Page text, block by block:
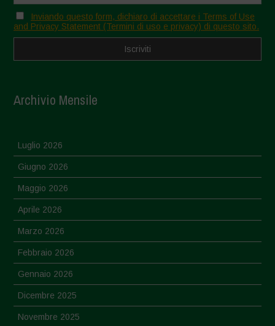
Inviando questo form, dichiaro di accettare i Terms of Use
and Privacy Statement (Termini di uso e privacy) di questo sito.
Archivio Mensile
Luglio 2026
Giugno 2026
Maggio 2026
Aprile 2026
Marzo 2026
Febbraio 2026
Gennaio 2026
Dicembre 2025
Novembre 2025